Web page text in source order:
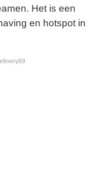
Het is een
en hotspot in